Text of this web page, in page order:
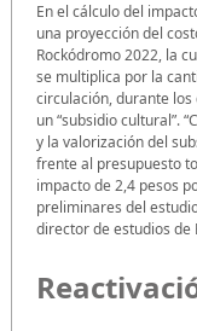
En el cálculo del
una proyección del
Rockódromo 2022, la
se multiplica por la
circulación, durante
un “subsidio cultural”.
y la valorización del
frente al presupuesto
impacto de 2,4 pesos
preliminares del
director de estudios de